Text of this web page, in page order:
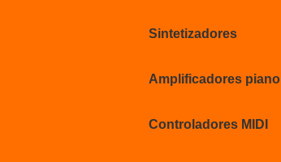
Sintetizadores
Amplificadores piano
Controladores MIDI